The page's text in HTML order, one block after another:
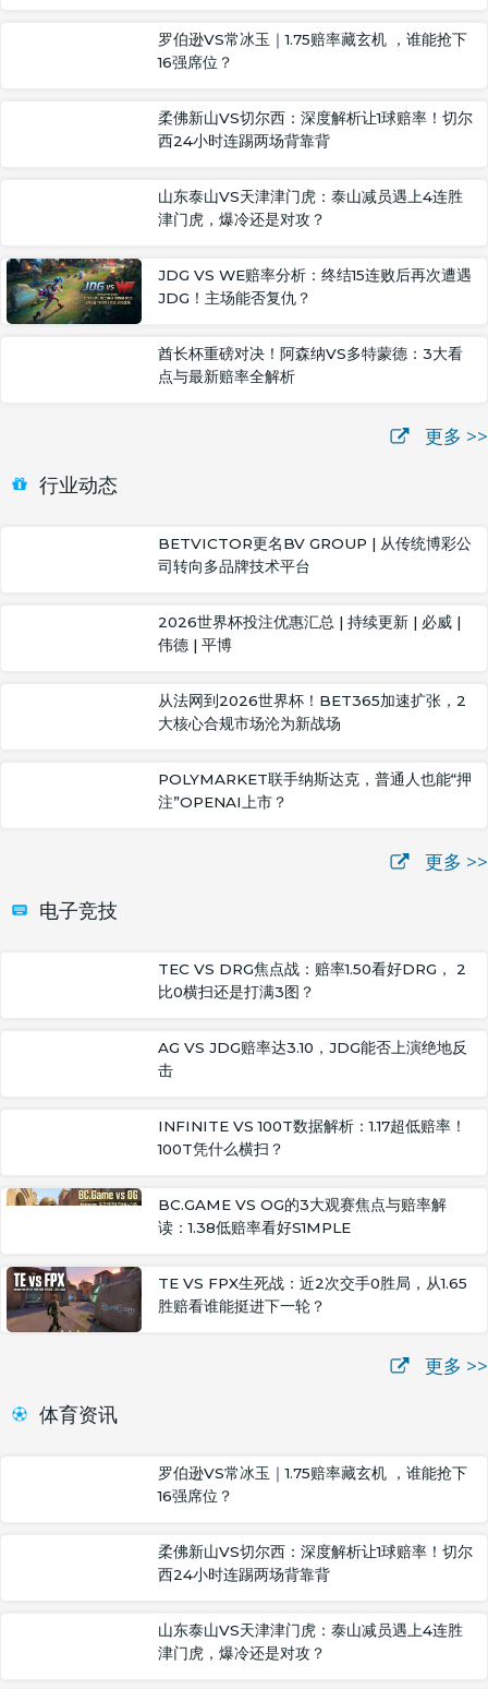
罗伯逊VS常冰玉｜1.75赔率藏玄机 ，谁能抢下
16强席位？
柔佛新山VS切尔西：深度解析让1球赔率！切尔
西24小时连踢两场背靠背
山东泰山VS天津津门虎：泰山减员遇上4连胜
津门虎，爆冷还是对攻？
JDG VS WE赔率分析：终结15连败后再次遭遇
JDG！主场能否复仇？
酋长杯重磅对决！阿森纳VS多特蒙德：3大看
点与最新赔率全解析
更多 >>
行业动态
BETVICTOR更名BV GROUP | 从传统博彩公
司转向多品牌技术平台
2026世界杯投注优惠汇总 | 持续更新 | 必威 |
伟德 | 平博
从法网到2026世界杯！BET365加速扩张，2
大核心合规市场沦为新战场
POLYMARKET联手纳斯达克，普通人也能“押
注”OPENAI上市？
更多 >>
电子竞技
TEC VS DRG焦点战：赔率1.50看好DRG， 2
比0横扫还是打满3图？
AG VS JDG赔率达3.10，JDG能否上演绝地反
击
INFINITE VS 100T数据解析：1.17超低赔率！
100T凭什么横扫？
BC.GAME VS OG的3大观赛焦点与赔率解
读：1.38低赔率看好S1MPLE
TE VS FPX生死战：近2次交手0胜局，从1.65
胜赔看谁能挺进下一轮？
更多 >>
体育资讯
罗伯逊VS常冰玉｜1.75赔率藏玄机 ，谁能抢下
16强席位？
柔佛新山VS切尔西：深度解析让1球赔率！切尔
西24小时连踢两场背靠背
山东泰山VS天津津门虎：泰山减员遇上4连胜
津门虎，爆冷还是对攻？